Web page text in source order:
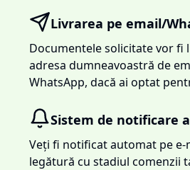
Livrarea pe email/
Documentele solicitate vor fi
adresa dumneavoastră de
WhatsApp, dacă ai optat
Sistem de notificare
Veți fi notificat automat pe e-
legătură cu stadiul comenzii